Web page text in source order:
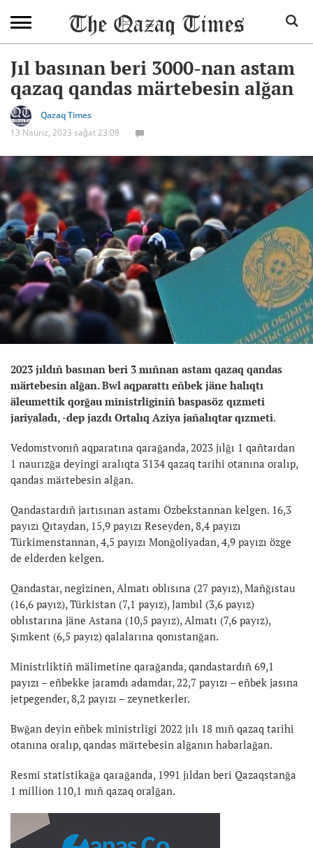
Jıl basınan beri 3000-nan astam
qazaq qandas märtebesin alğan
Qazaq Times
13 Naurız, 2023 sağat 23:08
2023 jıldıñ basınan beri 3 mıñnan astam qazaq qandas
märtebesin alğan. Bwl aqparattı eñbek jäne halıqtı
äleumettik qorğau ministrliginiñ baspasöz qızmeti
jariyaladı, -dep jazdı Ortalıq Aziya jañalıqtar qızmeti.
Vedomstvonıñ aqparatına qarağanda, 2023 jılğı 1 qañtardan
1 naurızğa deyingi aralıqta 3134 qazaq tarihi otanına oralıp,
qandas märtebesin alğan.
Qandastardıñ jartısınan astamı Özbekstannan kelgen. 16,3
payızı Qıtaydan, 15,9 payızı Reseyden, 8,4 payızı
Türkimenstannan, 4,5 payızı Monğoliyadan, 4,9 payızı özge
de elderden kelgen.
Qandastar, negizinen, Almatı oblısına (27 payız), Mañğıstau
(16,6 payız), Türkistan (7,1 payız), Jambıl (3,6 payız)
oblıstarına jäne Astana (10,5 payız), Almatı (7,6 payız),
Şımkent (6,5 payız) qalalarına qonıstanğan.
Ministrliktiñ mälimetine qarağanda, qandastardıñ 69,1
payızı – eñbekke jaramdı adamdar, 22,7 payızı – eñbek jasına
jetpegender, 8,2 payızı – zeynetkerler.
Bwğan deyin eñbek ministrligi 2022 jılı 18 mıñ qazaq tarihi
otanına oralıp, qandas märtebesin alğanın habarlağan.
Resmi statistikağa qarağanda, 1991 jıldan beri Qazaqstanğa
1 million 110,1 mıñ qazaq oralğan.